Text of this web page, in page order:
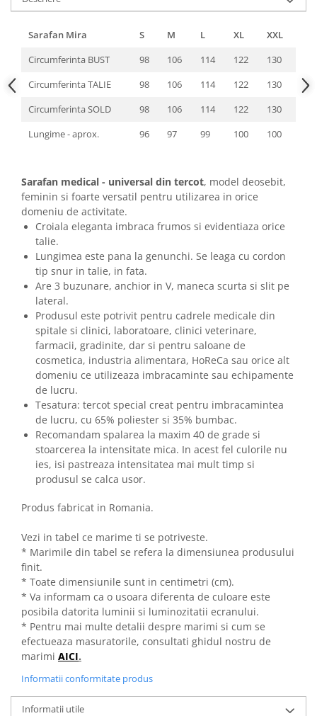
Sarafan Mira S M L XL XXL
Circumferinta BUST
98 106 114 122 130
Circumferinta TALIE
98 106 114 122 130
138
Circumferinta SOLD
98 106 114 122 130
Lungime - aprox.
96 97 99 100 100
Sarafan medical - universal din tercot, model deosebit,
feminin si foarte versatil pentru utilizarea in orice
domeniu de activitate.
Croiala eleganta imbraca frumos si evidentiaza orice
talie.
Lungimea este pana la genunchi. Se leaga cu cordon
tip snur in talie, in fata.
Are 3 buzunare, anchior in V, maneca scurta si slit pe
lateral.
Produsul este potrivit pentru cadrele medicale din
spitale si clinici, laboratoare, clinici veterinare,
farmacii, gradinite, dar si pentru saloane de
cosmetica, industria alimentara, HoReCa sau orice alt
domeniu ce utilizeaza imbracaminte sau echipamente
de lucru.
Tesatura: tercot special creat pentru imbracamintea
de lucru, cu 65% poliester si 35% bumbac.
Recomandam spalarea la maxim 40 de grade si
stoarcerea la intensitate mica. In acest fel culorile nu
ies, isi pastreaza intensitatea mai mult timp si
produsul se calca usor.
Produs fabricat in Romania.
Vezi in tabel ce marime ti se potriveste.
* Marimile din tabel se refera la dimensiunea produsului
finit.
* Toate dimensiunile sunt in centimetri (cm).
* Va informam ca o usoara diferenta de culoare este
posibila datorita luminii si luminozitatii ecranului.
* Pentru mai multe detalii despre marimi si cum se
efectueaza masuratorile, consultati ghidul nostru de
marimi AICI.
Informatii conformitate produs
Informatii utile